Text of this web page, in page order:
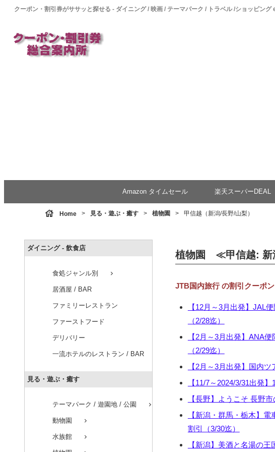
クーポン・割引券がササッと探せる - ダイニング / 映画 / テーマパーク / トラベル /ショッピング
Amazon タイムセール 楽天スーパーDEAL
house Home 見る・遊ぶ・癒す 植物園 甲信越（新潟/長野/山梨）
ダイニング - 飲食店
食処ジャンル別 chevron_right
居酒屋 / BAR
ファミリーレストラン
ファーストフード
デリバリー
一流ホテルのレストラン / BAR
見る・遊ぶ・癒す
テーマパーク / 遊園地 / 公園 chevron_right
動物園 chevron_right
水族館 chevron_right
植物園 ≪甲信越: 新
JTB国内旅行 の割引クーポン
【12月～3月出発】JAL
（2/28迄）
【2月～3月出発】ANA
（2/29迄）
【2月～3月出発】国内
【11/7～2024/3/31出発
【長野】ようこそ 長野
【新潟・群馬・栃木】
割引（3/30迄）
【新潟】美酒と名湯の